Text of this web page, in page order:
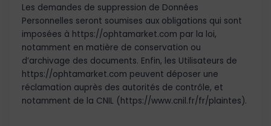
Les demandes de suppression de Données
Personnelles seront soumises aux obligations qui sont
imposées à https://ophtamarket.com par la loi,
notamment en matière de conservation ou
d’archivage des documents. Enfin, les Utilisateurs de
https://ophtamarket.com peuvent déposer une
réclamation auprès des autorités de contrôle, et
notamment de la CNIL (https://www.cnil.fr/fr/plaintes).